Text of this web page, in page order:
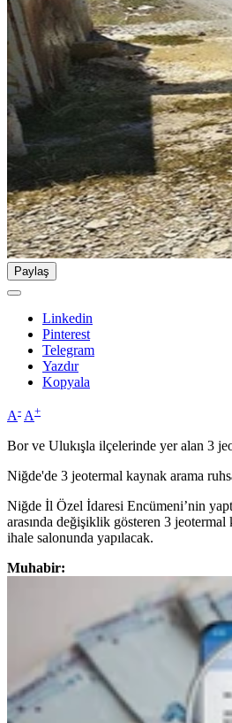
Paylaş
Linkedin
Pinterest
Telegram
Yazdır
Kopyala
A- A+
Bor ve Ulukışla ilçelerinde yer alan 3
Niğde'de 3 jeotermal kaynak arama
Niğde İl Özel İdaresi Encümeni’nin
arasında değişiklik gösteren 3
ihale salonunda yapılacak.
Muhabir: